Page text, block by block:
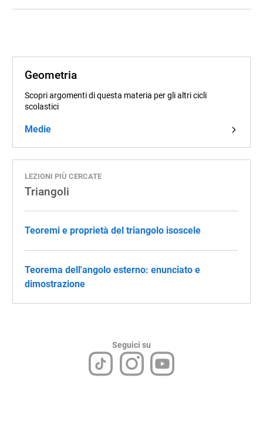
Geometria
Scopri argomenti di questa materia per gli altri cicli
scolastici
Medie
LEZIONI PIÙ CERCATE
Triangoli
Teoremi e proprietà del triangolo isoscele
Teorema dell'angolo esterno: enunciato e
dimostrazione
Seguici su